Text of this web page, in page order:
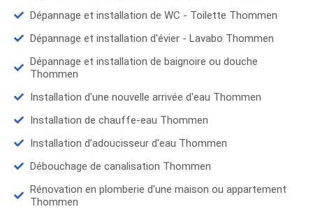
Dépannage et installation de WC - Toilette Thommen
Dépannage et installation d'évier - Lavabo Thommen
Dépannage et installation de baignoire ou douche
Thommen
Installation d'une nouvelle arrivée d'eau Thommen
Installation de chauffe-eau Thommen
Installation d’adoucisseur d'eau Thommen
Débouchage de canalisation Thommen
Rénovation en plomberie d'une maison ou appartement
Thommen